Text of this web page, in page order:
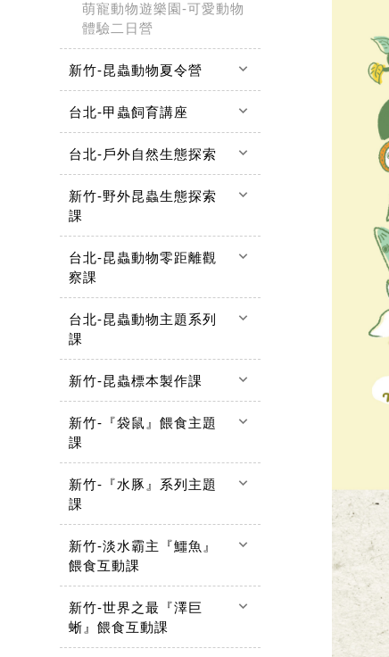
萌寵動物遊樂園-可愛動物
體驗二日營
新竹-昆蟲動物夏令營 keyboard_arrow_down
台北-甲蟲飼育講座 keyboard_arrow_down
台北-戶外自然生態探索 keyboard_arrow_down
新竹-野外昆蟲生態探索
課
keyboard_arrow_down
台北-昆蟲動物零距離觀
察課
keyboard_arrow_down
台北-昆蟲動物主題系列
課
keyboard_arrow_down
新竹-昆蟲標本製作課 keyboard_arrow_down
新竹-『袋鼠』餵食主題
課
keyboard_arrow_down
新竹-『水豚』系列主題
課
keyboard_arrow_down
新竹-淡水霸主『鱷魚』
餵食互動課
keyboard_arrow_down
新竹-世界之最『澤巨
蜥』餵食互動課
keyboard_arrow_down